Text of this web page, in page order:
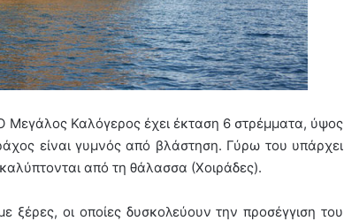
Μεγάλος Καλόγερος έχει έκταση 6 στρέμματα, ύψος
είναι γυμνός από βλάστηση. Γύρω του υπάρχει
από τη θάλασσα (Χοιράδες).
ξέρες, οι οποίες δυσκολεύουν την προσέγγιση του